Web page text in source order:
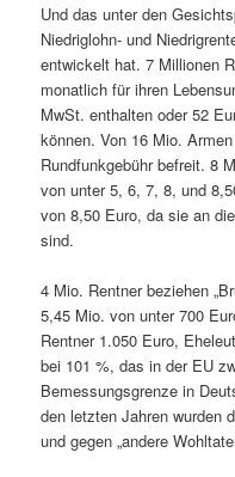
Und das unter den
Niedriglohn- und
entwickelt hat. 7 Millionen
monatlich für ihren
MwSt. enthalten oder 52
können. Von 16 Mio.
Rundfunkgebühr befreit. 8
von unter 5, 6, 7, 8, und
von 8,50 Euro, da sie an
sind.
4 Mio. Rentner beziehen
5,45 Mio. von unter 700
Rentner 1.050 Euro,
bei 101 %, das in der EU
Bemessungsgrenze in
den letzten Jahren wurden
und gegen „andere